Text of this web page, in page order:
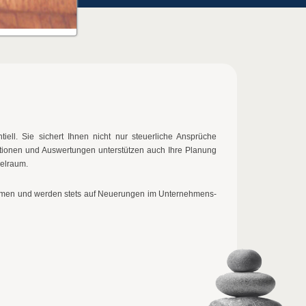
Sie sichert Ihnen nicht nur steuerliche Ansprüche
und Auswertungen unterstützen auch Ihre Planung
und werden stets auf Neuerungen im Unternehmens-